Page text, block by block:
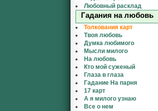
Любовный расклад
Гадания на любовь
Толкования карт
Твоя любовь
Думка любимого
Мысли милого
На любовь
Кто мой суженый
Глаза в глаза
Гадание На парня
17 карт
А я милого узнаю
Все о нем